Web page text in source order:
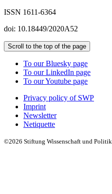
ISSN 1611-6364
doi: 10.18449/2020A52
Scroll to the top of the page
To our Bluesky page
To our LinkedIn page
To our Youtube page
Privacy policy of SWP
Imprint
Newsletter
Netiquette
©2026 Stiftung Wissenschaft und Politik